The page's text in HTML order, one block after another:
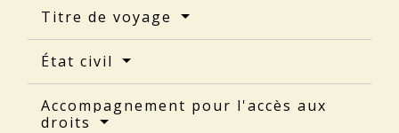
Titre de voyage
État civil
Accompagnement pour l'accès aux
droits